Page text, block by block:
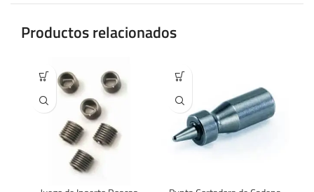
Productos relacionados